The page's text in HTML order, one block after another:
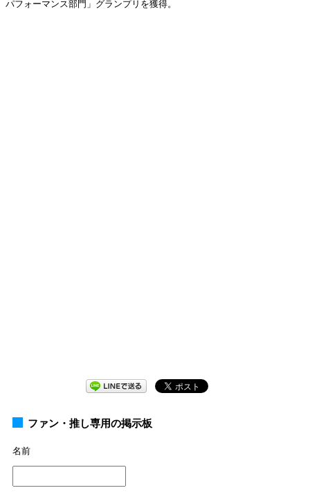
パフォーマンス部門」グランプリを獲得。
ファン・推し専用の掲示板
名前